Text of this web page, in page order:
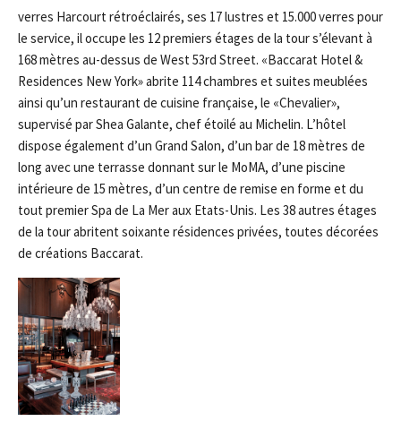
verres Harcourt rétroéclairés, ses 17 lustres et 15.000 verres pour
le service, il occupe les 12 premiers étages de la tour s’élevant à
168 mètres au-dessus de West 53rd Street. «Baccarat Hotel &
Residences New York» abrite 114 chambres et suites meublées
ainsi qu’un restaurant de cuisine française, le «Chevalier»,
supervisé par Shea Galante, chef étoilé au Michelin. L’hôtel
dispose également d’un Grand Salon, d’un bar de 18 mètres de
long avec une terrasse donnant sur le MoMA, d’une piscine
intérieure de 15 mètres, d’un centre de remise en forme et du
tout premier Spa de La Mer aux Etats-Unis. Les 38 autres étages
de la tour abritent soixante résidences privées, toutes décorées
de créations Baccarat.